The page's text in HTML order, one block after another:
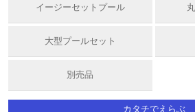
イージーセットプール
大型プールセット
別売品
カタチでえらぶ